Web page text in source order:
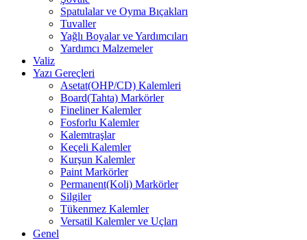
Spatulalar ve Oyma Bıçakları
Tuvaller
Yağlı Boyalar ve Yardımcıları
Yardımcı Malzemeler
Valiz
Yazı Gereçleri
Asetat(OHP/CD) Kalemleri
Board(Tahta) Markörler
Fineliner Kalemler
Fosforlu Kalemler
Kalemtraşlar
Keçeli Kalemler
Kurşun Kalemler
Paint Markörler
Permanent(Koli) Markörler
Silgiler
Tükenmez Kalemler
Versatil Kalemler ve Uçları
Genel